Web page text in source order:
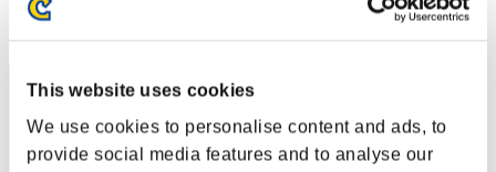
This website uses cookies
We use cookies to personalise content and ads, to
provide social media features and to analyse our
RANK